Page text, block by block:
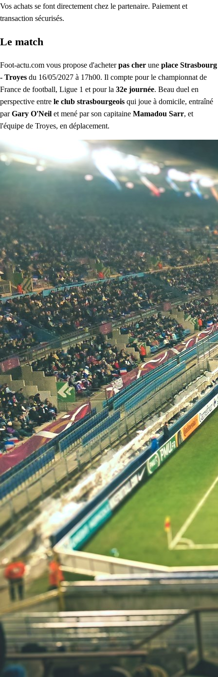
Vos achats se font directement chez le partenaire. Paiement et
transaction sécurisés.
Le match
Foot-actu.com vous propose d'acheterpas cher une place Strasbourg
- Troyes du 16/05/2027 à 17h00. Il compte pour le championnat de
France de football, Ligue 1 et pour la 32e journée. Beau duel en
perspective entre le club strasbourgeois qui joue à domicile, entraîné
parGary O'Neil et mené par son capitaine Mamadou Sarr, et
l'équipe de Troyes, en déplacement.